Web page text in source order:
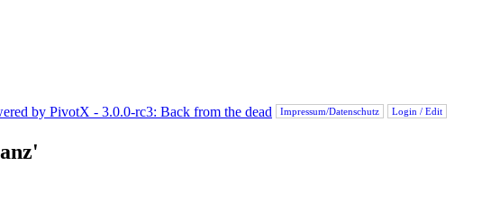
Impressum/Datenschutz Login / Edit